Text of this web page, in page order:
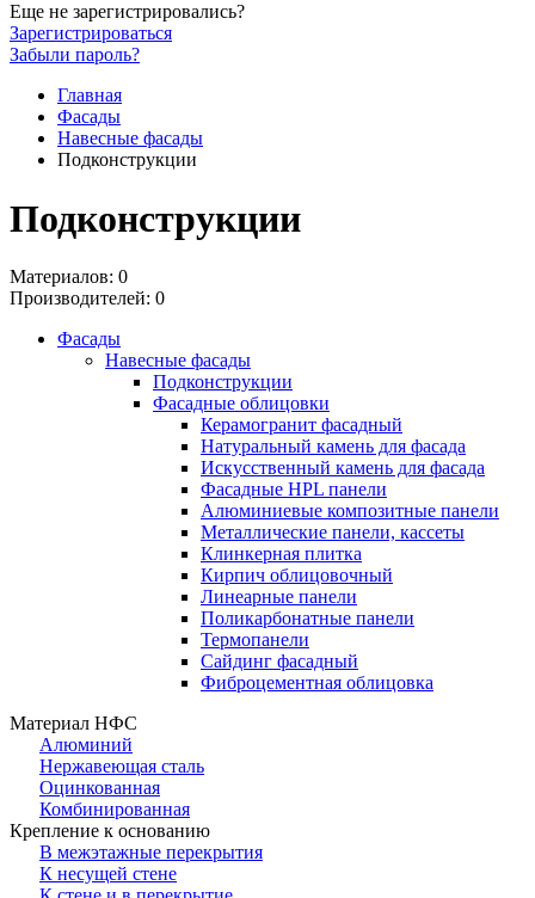
Еще не зарегистрировались?
Зарегистрироваться
Забыли пароль?
Главная
Фасады
Навесные фасады
Подконструкции
Подконструкции
Материалов: 0
Производителей: 0
Фасады
Навесные фасады
Подконструкции
Фасадные облицовки
Керамогранит фасадный
Натуральный камень для фасада
Искусственный камень для фасада
Фасадные HPL панели
Алюминиевые композитные панели
Металлические панели, кассеты
Клинкерная плитка
Кирпич облицовочный
Линеарные панели
Поликарбонатные панели
Термопанели
Сайдинг фасадный
Фиброцементная облицовка
Материал НФС
Алюминий
Нержавеющая сталь
Оцинкованная
Комбинированная
Крепление к основанию
В межэтажные перекрытия
К несущей стене